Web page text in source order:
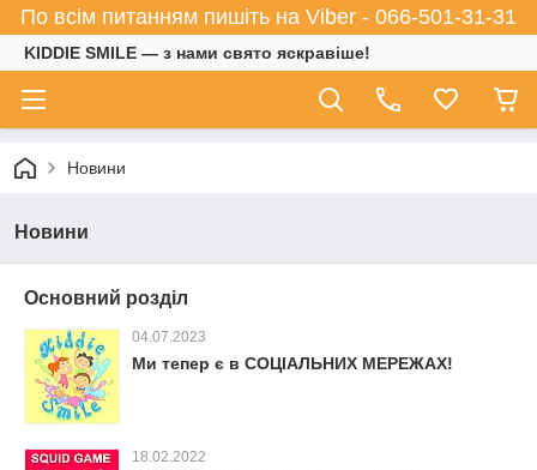
По всім питанням пишіть на Viber - 066-501-31-31
KIDDIE SMILE — з нами свято яскравіше!
Новини
Новини
Основний розділ
04.07.2023
Ми тепер є в СОЦІАЛЬНИХ МЕРЕЖАХ!
18.02.2022